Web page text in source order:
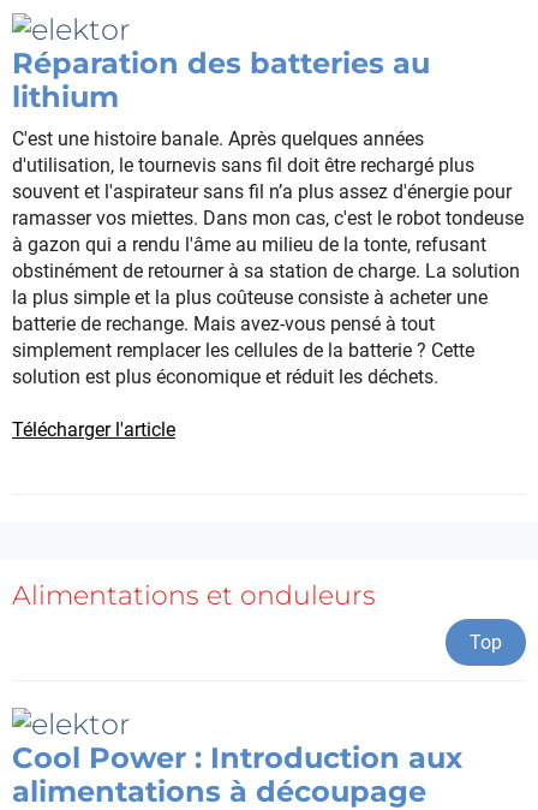
Réparation des batteries au
lithium
C'est une histoire banale. Après quelques années
d'utilisation, le tournevis sans fil doit être rechargé plus
souvent et l'aspirateur sans fil n’a plus assez d'énergie pour
ramasser vos miettes. Dans mon cas, c'est le robot tondeuse
à gazon qui a rendu l'âme au milieu de la tonte, refusant
obstinément de retourner à sa station de charge. La solution
la plus simple et la plus coûteuse consiste à acheter une
batterie de rechange. Mais avez-vous pensé à tout
simplement remplacer les cellules de la batterie ? Cette
solution est plus économique et réduit les déchets.
Télécharger l'article
Alimentations et onduleurs
Top
Cool Power : Introduction aux
alimentations à découpage